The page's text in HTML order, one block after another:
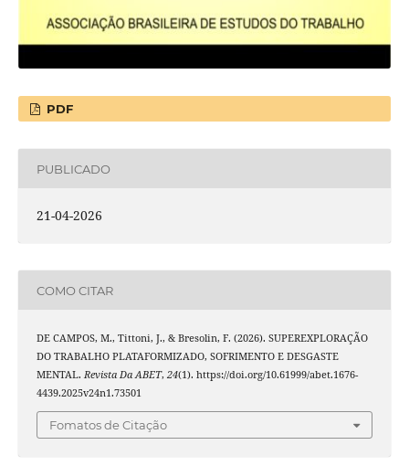
PDF
PUBLICADO
21-04-2026
COMO CITAR
DE CAMPOS, M., Tittoni, J., & Bresolin, F. (2026). SUPEREXPLORAÇÃO
DO TRABALHO PLATAFORMIZADO, SOFRIMENTO E DESGASTE
MENTAL. Revista Da ABET, 24(1). https://doi.org/10.61999/abet.1676-
4439.2025v24n1.73501
Fomatos de Citação